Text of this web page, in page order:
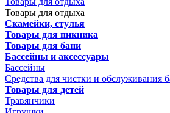
Товары для отдыха
Скамейки, стулья
Товары для пикника
Товары для бани
Бассейны и аксессуары
Бассейны
Средства для чистки и обслуживания
Товары для детей
Травянчики